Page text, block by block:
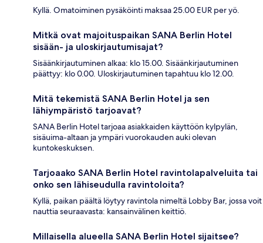
Kyllä. Omatoiminen pysäköinti maksaa 25.00 EUR per yö.
Mitkä ovat majoituspaikan SANA Berlin Hotel
sisään- ja uloskirjautumisajat?
Sisäänkirjautuminen alkaa: klo 15.00. Sisäänkirjautuminen
päättyy: klo 0.00. Uloskirjautuminen tapahtuu klo 12.00.
Mitä tekemistä SANA Berlin Hotel ja sen
lähiympäristö tarjoavat?
SANA Berlin Hotel tarjoaa asiakkaiden käyttöön kylpylän,
sisäuima-altaan ja ympäri vuorokauden auki olevan
kuntokeskuksen.
Tarjoaako SANA Berlin Hotel ravintolapalveluita tai
onko sen lähiseudulla ravintoloita?
Kyllä, paikan päältä löytyy ravintola nimeltä Lobby Bar, jossa voit
nauttia seuraavasta: kansainvälinen keittiö.
Millaisella alueella SANA Berlin Hotel sijaitsee?